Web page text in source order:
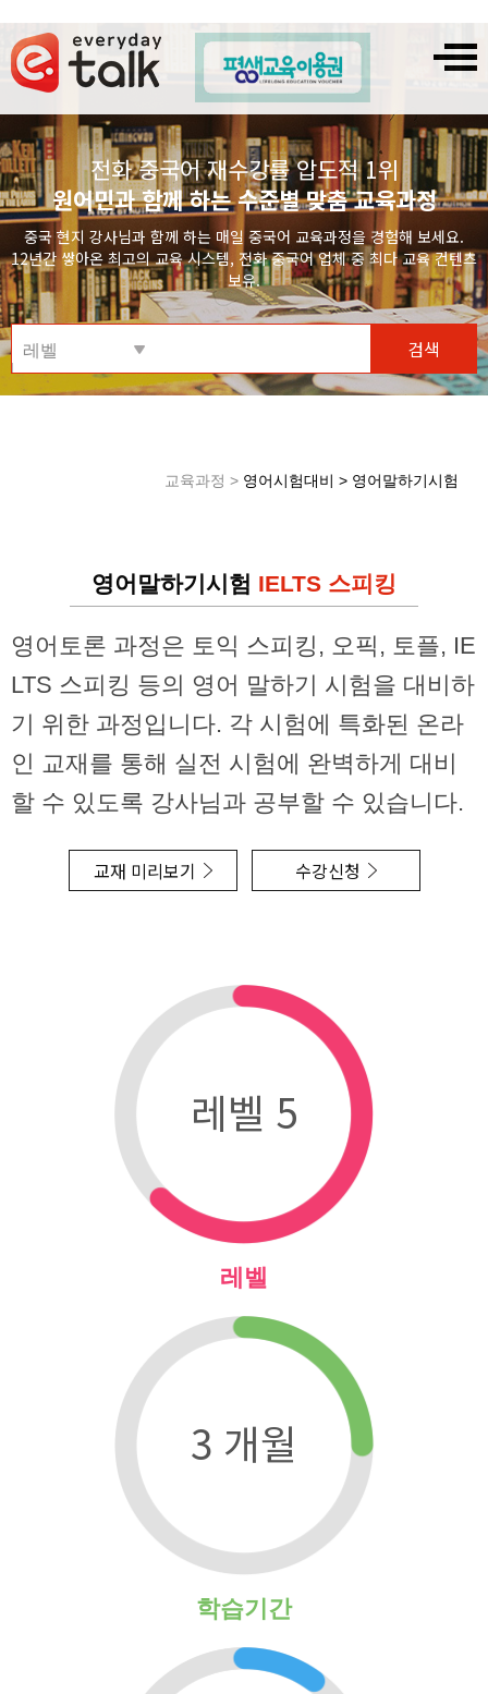
전화 중국어 재수강률 압도적 1위
원어민과 함께 하는 수준별 맞춤 교육과정
중국 현지 강사님과 함께 하는 매일 중국어 교육과정을 경험해 보세요.
12년간 쌓아온 최고의 교육 시스템, 전화 중국어 업체 중 최다 교육 컨텐츠
보유.
레벨 검색
교육과정 > 영어시험대비 > 영어말하기시험
영어말하기시험 IELTS 스피킹
영어토론 과정은 토익 스피킹, 오픽, 토플, IE
LTS 스피킹 등의 영어 말하기 시험을 대비하
기 위한 과정입니다. 각 시험에 특화된 온라
인 교재를 통해 실전 시험에 완벽하게 대비
할 수 있도록 강사님과 공부할 수 있습니다.
교재 미리보기 수강신청
레벨 5
레벨
3 개월
학습기간